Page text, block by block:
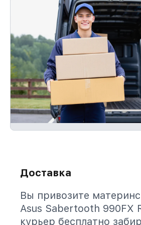
Доставка
Вы привозите
Asus Sabertooth 990FX
курьер бесплатно